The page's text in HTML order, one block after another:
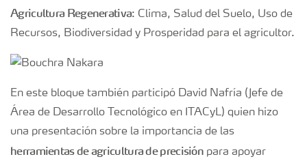
Agricultura Regenerativa: Clima, Salud del Suelo, Uso de
Recursos, Biodiversidad y Prosperidad para el agricultor.
En este bloque también participó David Nafría (Jefe de
Área de Desarrollo Tecnológico en ITACyL) quien hizo
una presentación sobre la importancia de las
herramientas de agricultura de precisión para apoyar